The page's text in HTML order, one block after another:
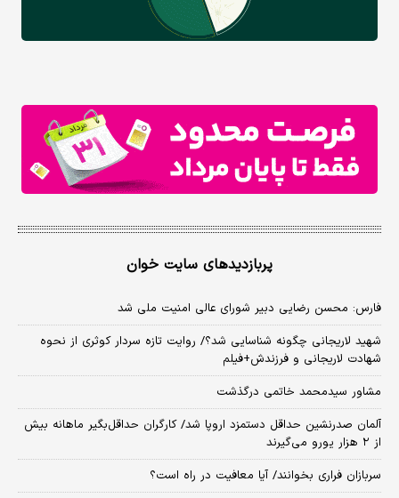
پربازدیدهای سایت خوان
فارس: محسن رضایی دبیر شورای عالی امنیت ملی شد
شهید لاریجانی چگونه شناسایی شد؟/ روایت تازه سردار کوثری از نحوه
شهادت لاریجانی و فرزندش+فیلم
مشاور سیدمحمد خاتمی درگذشت
آلمان صدرنشین حداقل دستمزد اروپا شد/ کارگران حداقل‌بگیر ماهانه بیش
از ۲ هزار یورو می‌گیرند
سربازان فراری بخوانند/ آیا معافیت در راه است؟